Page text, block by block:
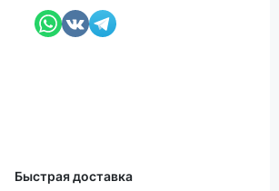
Быстрая доставка